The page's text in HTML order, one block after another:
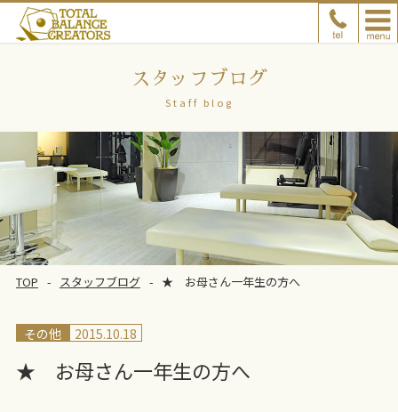
スタッフブログ
Staff blog
TOP スタッフブログ ★ お母さん一年生の方へ
その他 2015.10.18
★ お母さん一年生の方へ